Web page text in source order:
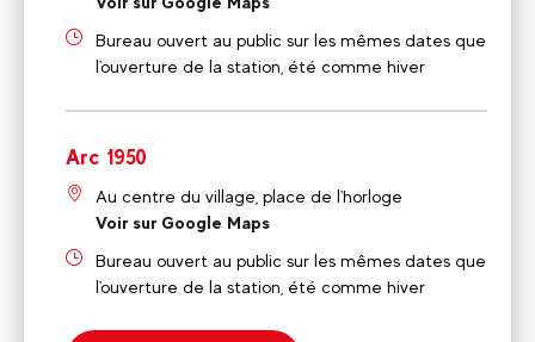
Bureau ouvert au public sur les mêmes dates que
l'ouverture de la station, été comme hiver
Arc 1950
Au centre du village, place de l'horloge
Voir sur Google Maps
Bureau ouvert au public sur les mêmes dates que
l'ouverture de la station, été comme hiver